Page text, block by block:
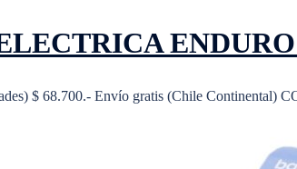
ENDURO
$ 68.700.- Envío gratis (Chile